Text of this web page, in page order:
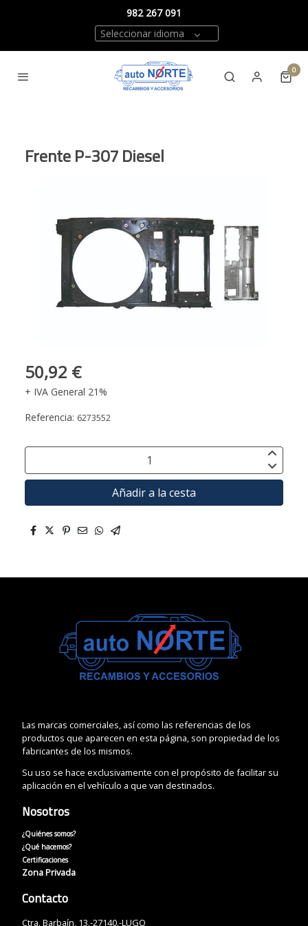
982 267 091
Seleccionar idioma
0
Frente P-307 Diesel
50,92 €
+ IVA General 21%
Referencia: 6273552
Añadir a la cesta
Las marcas comerciales, así como las referencias de los
productos que aparecen en esta página, son propiedad de los
fabricantes de los mismos.
Su uso se hace exclusivamente con el propósito de facilitar su
aplicación en el vehículo a que van destinados.
Nosotros
¿Quiénes somos?
¿Qué hacemos?
Certificaciones
Zona Privada
Contacto
Ctra. Barbaín, 13.-27140.-LUGO